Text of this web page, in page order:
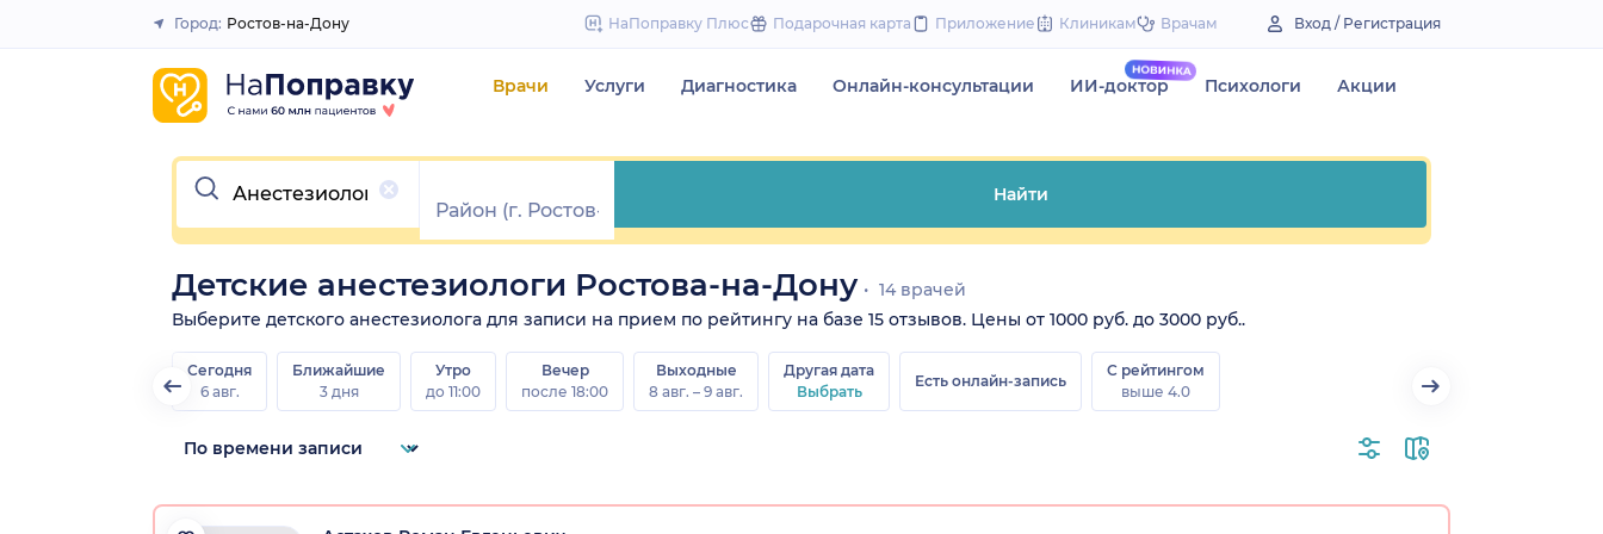
to
Закрыть
Город: Ростов-на-Дону НаПоправку Плюс Подарочная карта Приложение Клиникам Врачам Вход / Регистрация
Врачи Услуги Диагностика Онлайн-консультации ИИ-доктор Психологи Акции
Очистить
Найти
Детские анестезиологи Ростова-на-Дону
14 врачей
Выберите детского анестезиолога для записи на прием по рейтингу на базе 15 отзывов. Цены от 1000 руб. до 3000 руб..
Сегодня
6 авг.
Ближайшие
3 дня
Утро
до 11:00
Вечер
после 18:00
Выходные
8 авг. – 9 авг.
Другая дата
Выбрать
Есть онлайн-запись
С рейтингом
выше 4.0